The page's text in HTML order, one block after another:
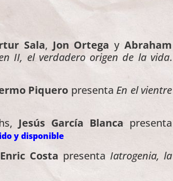
Sala, Jon Ortega yAbraham
II, el verdadero origen de la vida.
Piquero presentaEn el vientre
Jesús García Blanca presenta
y disponible
Enric Costa presenta Iatrogenia, la